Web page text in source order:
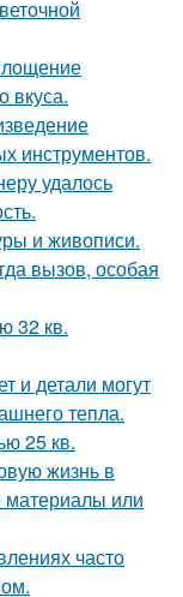
вкуса.
инструментов.
удалось
и живописи.
вызов, особая
32 кв.
и детали могут
тепла.
25 кв.
жизнь в
или
часто